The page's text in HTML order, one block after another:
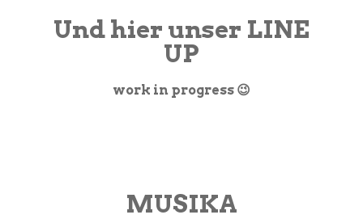
Und hier unser LINE
UP
work in progress 😉
MUSIKA